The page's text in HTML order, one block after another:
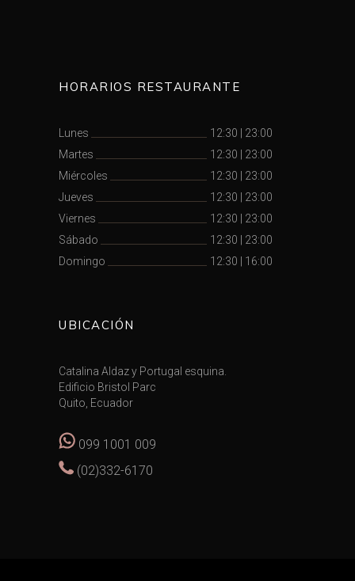
HORARIOS RESTAURANTE
Lunes 12:30
23:00
Martes
12:30
23:00
Miércoles
12:30
23:00
Jueves
12:30
23:00
Viernes
12:30
23:00
Sábado
12:30
23:00
Domingo
12:30 16:00
UBICACIÓN
Catalina Aldaz y Portugal esquina.
Edificio Bristol Parc
Quito, Ecuador
099 1001 009
(02)332-6170